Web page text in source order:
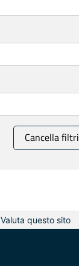
Cancella filtri
Valuta questo sito